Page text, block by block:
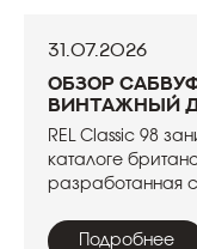
31.07.2026
Обзор
винтажный
REL Classic 98
каталоге
разработанная
Подробнее